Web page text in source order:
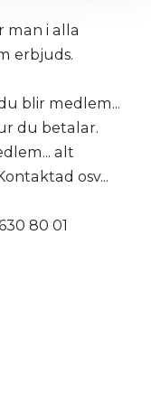
man i alla
erbjuds.
blir medlem...
du betalar.
alt
osv...
80 01